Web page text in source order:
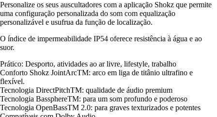
Personalize os seus auscultadores com a aplicação Shokz que permite
uma configuração personalizada do som com equalização
personalizável e usufrua da função de localização.
O índice de impermeabilidade IP54 oferece resistência à água e ao
suor.
Prático: Desporto, atividades ao ar livre, lifestyle, trabalho
Conforto Shokz JointArcTM: arco em liga de titânio ultrafino e
flexível.
Tecnologia DirectPitchTM: qualidade de áudio premium
Tecnologia BassphereTM: para um som profundo e poderoso
Tecnologia OpenBassTM 2.0: para graves texturizados e potentes